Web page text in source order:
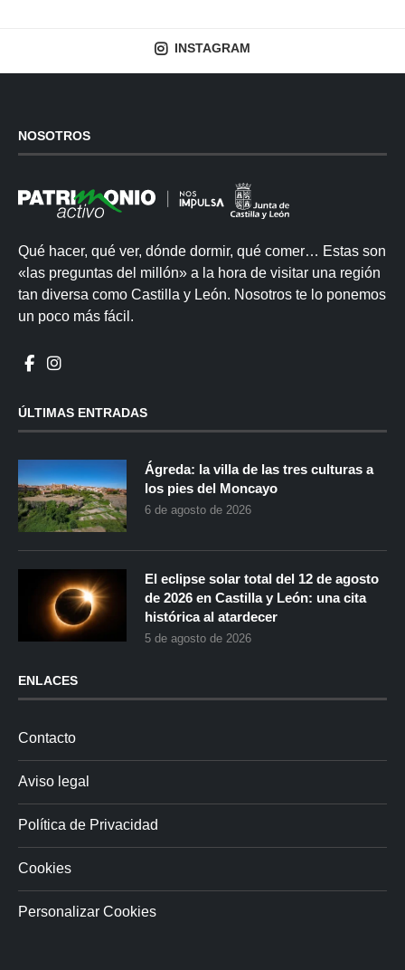
INSTAGRAM
NOSOTROS
Qué hacer, qué ver, dónde dormir, qué comer… Estas son
«las preguntas del millón» a la hora de visitar una región
tan diversa como Castilla y León. Nosotros te lo ponemos
un poco más fácil.
ÚLTIMAS ENTRADAS
Ágreda: la villa de las tres culturas a
los pies del Moncayo
6 de agosto de 2026
El eclipse solar total del 12 de agosto
de 2026 en Castilla y León: una cita
histórica al atardecer
5 de agosto de 2026
ENLACES
Contacto
Aviso legal
Política de Privacidad
Cookies
Personalizar Cookies